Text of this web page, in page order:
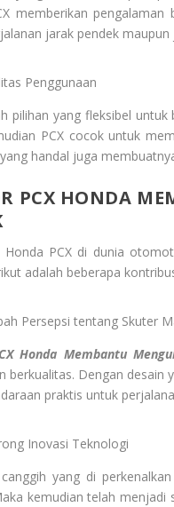
memberikan
jarak pendek maupun
Penggunaan
pilihan yang fleksibel
PCX cocok untuk
handal juga
PCX HONDA
Honda PCX di dunia
adalah beberapa
Persepsi tentang Skuter
Honda Membantu
berkualitas. Dengan
praktis untuk
Inovasi Teknologi
yang di
kemudian telah menjadi